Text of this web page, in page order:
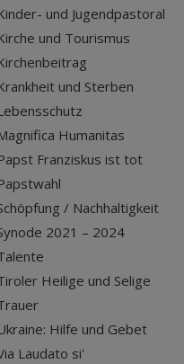
und Jugendpastoral
und Tourismus
und Sterben
Humanitas
Franziskus ist tot
/ Nachhaltigkeit
2021 – 2024
Heilige und Selige
Hilfe und Gebet
Laudato si'